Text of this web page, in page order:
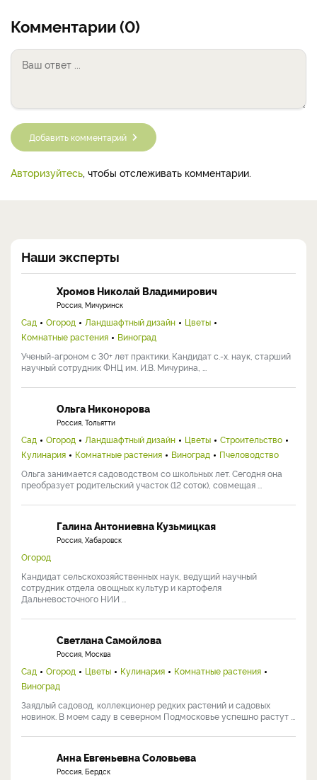
Комментарии (0)
Добавить комментарий
Авторизуйтесь, чтобы отслеживать комментарии.
Наши эксперты
Хромов Николай Владимирович
Россия, Мичуринск
Сад Огород Ландшафтный дизайн
Цветы
Комнатные растения
Виноград
Ученый-агроном с 30+ лет практики. Кандидат с.-х. наук, старший
научный сотрудник ФНЦ им. И.В. Мичурина, ...
Ольга Никонорова
Россия, Тольятти
Сад Огород Ландшафтный дизайн Цветы
Строительство
Кулинария
Комнатные растения Виноград
Пчеловодство
Ольга занимается садоводством со школьных лет. Сегодня она
преобразует родительский участок (12 соток), совмещая ...
Галина Антониевна Кузьмицкая
Россия, Хабаровск
Огород
Кандидат сельскохозяйственных наук, ведущий научный
сотрудник отдела овощных культур и картофеля
Дальневосточного НИИ ...
Светлана Самойлова
Россия, Москва
Сад Огород Цветы Кулинария
Комнатные растения
Виноград
Заядлый садовод, коллекционер редких растений и садовых
новинок. В моем саду в северном Подмосковье успешно растут ...
Анна Евгеньевна Соловьева
Россия, Бердск